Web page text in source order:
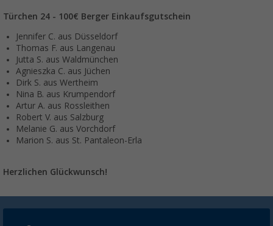
Türchen 24 - 100€ Berger Einkaufsgutschein
Jennifer C. aus Düsseldorf
Thomas F. aus Langenau
Jutta S. aus Waldmünchen
Agnieszka C. aus Jüchen
Dirk S. aus Wertheim
Nina B. aus Krumpendorf
Artur A. aus Rossleithen
Robert V. aus Salzburg
Melanie G. aus Vorchdorf
Marion S. aus St. Pantaleon-Erla
Herzlichen Glückwunsch!